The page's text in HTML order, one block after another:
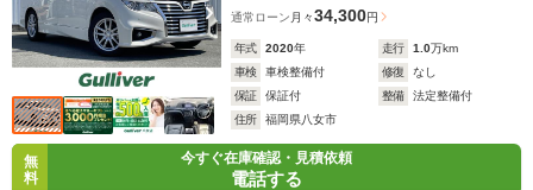
通常ローン 月々34,300円
年式 2020年 走行 1.0万km
車検
車検整備付 修復
なし
保証
保証付 整備
法定整備付
住所
福岡県八女市
無
料
今すぐ在庫確認・見積依頼
電話する